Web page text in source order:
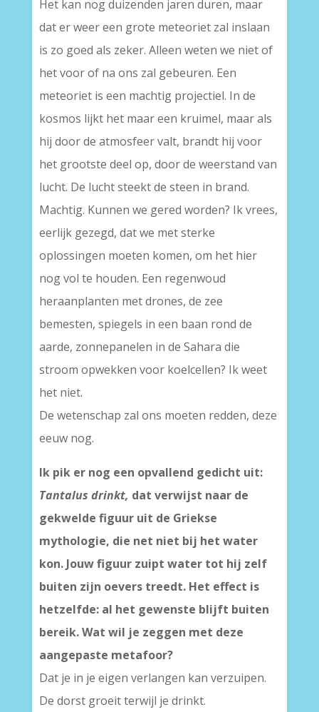
Het kan nog duizenden jaren duren, maar
dat er weer een grote meteoriet zal inslaan
is zo goed als zeker. Alleen weten we niet of
het voor of na ons zal gebeuren. Een
meteoriet is een machtig projectiel. In de
kosmos lijkt het maar een kruimel, maar als
hij door de atmosfeer valt, brandt hij voor
het grootste deel op, door de weerstand van
lucht. De lucht steekt de steen in brand.
Machtig. Kunnen we gered worden? Ik vrees,
eerlijk gezegd, dat we met sterke
oplossingen moeten komen, om het hier
nog vol te houden. Een regenwoud
heraanplanten met drones, de zee
bemesten, spiegels in een baan rond de
aarde, zonnepanelen in de Sahara die
stroom opwekken voor koelcellen? Ik weet
het niet.
De wetenschap zal ons moeten redden, deze
eeuw nog.
Ik pik er nog een opvallend gedicht uit:
Tantalus drinkt, dat verwijst naar de
gekwelde figuur uit de Griekse
mythologie, die net niet bij het water
kon. Jouw figuur zuipt water tot hij zelf
buiten zijn oevers treedt. Het effect is
hetzelfde: al het gewenste blijft buiten
bereik. Wat wil je zeggen met deze
aangepaste metafoor?
Dat je in je eigen verlangen kan verzuipen.
De dorst groeit terwijl je drinkt.